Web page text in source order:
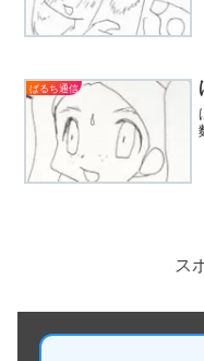
ぱるち通信
ス